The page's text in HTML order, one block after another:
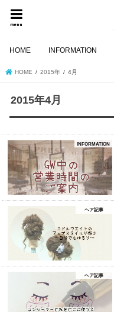
menu
HOME INFORMATION
HOME 2015年 4月
2015年4月
INFORMATION
ヘア記事
ヘア記事